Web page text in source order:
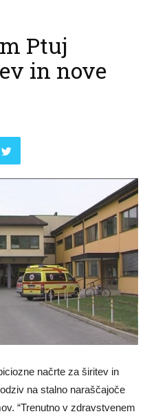
Ptuj
in nove
načrte za širitev in
na stalno naraščajoče
“Trenutno v zdravstvenem